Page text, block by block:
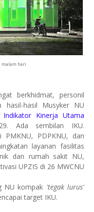
malam hari
berkhidmat, personil
hasil-hasil Musyker NU
Indikator Kinerja Utama
Ada sembilan IKU.
PMKNU, PDPKNU, dan
layanan fasilitas
dan rumah sakit NU,
UPZIS di 26 MWCNU
NU kompak 'tegak lurus'
target IKU.